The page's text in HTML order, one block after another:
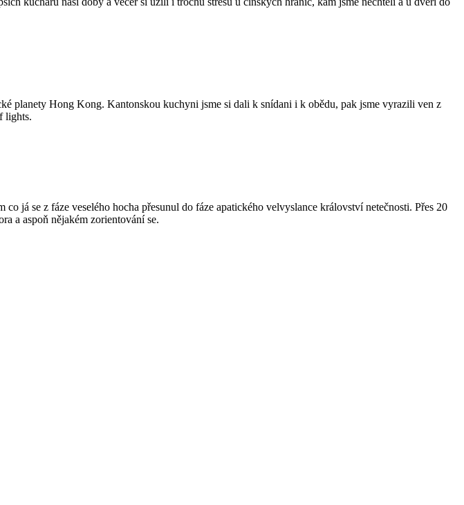
planety Hong Kong. Kantonskou kuchyni jsme si dali k snídani i k obědu, pak jsme vyrazili ven z
lights.
já se z fáze veselého hocha přesunul do fáze apatického velvyslance království netečnosti. Přes 20
a aspoň nějakém zorientování se.